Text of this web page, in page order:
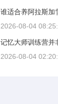
谁适合养阿拉斯加
2026-08-04
记忆大师训练营并
2026-08-04